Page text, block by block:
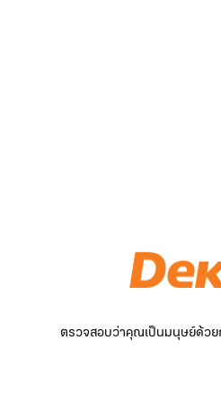
ตรวจสอบว่าคุณเป็นมนุษย์ด้วย